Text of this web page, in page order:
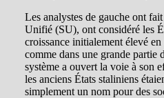
Les analystes de gauche ont
Unifié (SU), ont considéré les
croissance initialement élevé
comme dans une grande
système a ouvert la voie à son
les anciens États staliniens
simplement un nom pour des